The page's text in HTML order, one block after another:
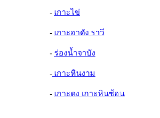
- เกาะไข่
- เกาะอาดัง ราวี
- ร่องน้ำจาบัง
- เกาะหินงาม
- เกาะดง เกาะหินซ้อน